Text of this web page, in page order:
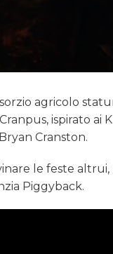
agricolo
ispirato ai
Cranston.
le feste
Piggyback.